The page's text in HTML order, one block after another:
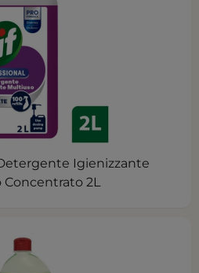
Igienizzante
Concentrato 2L